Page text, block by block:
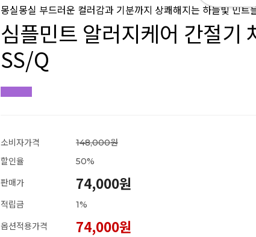
몽실몽실 부드러운 컬러감과 기분까지 상쾌해지는 하늘빛 민트
심플민트 알러지케어 간절기
SS/Q
소비자가격
148,000원
할인율
50%
판매가
74,000원
적립금
1%
옵션적용가격
74,000원